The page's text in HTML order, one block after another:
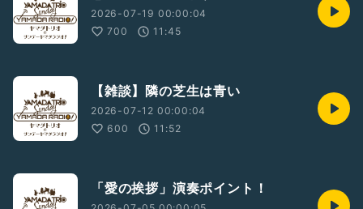
2026-07-19 00:00:04
700
11:45
【雑談】隣の芝生は青い
2026-07-12 00:00:04
600
11:52
「愛の挨拶」演奏ポイント！